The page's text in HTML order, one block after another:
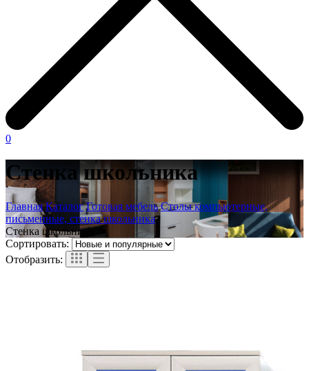
0
Стенка школьника
Главная Каталог Готовая мебель Столы компьютерные,
письменные, стенка школьника
Стенка школьника
Сортировать:
Отобразить: